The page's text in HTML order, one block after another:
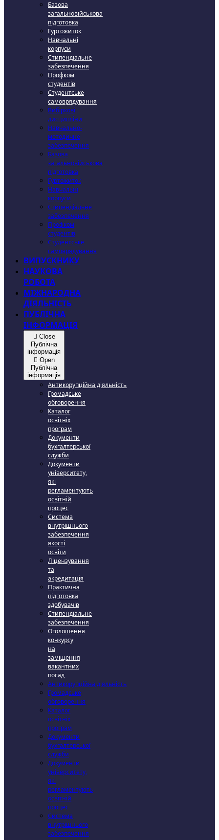
Базова
загальновійськова
підготовка
Гуртожиток
Навчальні
корпуси
Стипендіальне
забезпечення
Профком
студентів
Студентське
самоврядування
Вибіркові
дисципліни
Навчально-
методичне
забезпечення
Базова
загальновійськова
підготовка
Гуртожиток
Навчальні
корпуси
Стипендіальне
забезпечення
Профком
студентів
Студентське
самоврядування
ВИПУСКНИКУ
НАУКОВА
РОБОТА
МІЖНАРОДНА
ДІЯЛЬНІСТЬ
ПУБЛІЧНА
ІНФОРМАЦІЯ
Close
Публічна
інформація
Open
Публічна
інформація
Антикорупційна діяльність
Громадське
обговорення
Каталог
освітніх
програм
Документи
бухгалтерської
служби
Документи
університету,
які
регламентують
освітній
процес
Система
внутрішнього
забезпечення
якості
освіти
Ліцензування
та
акредитація
Практична
підготовка
здобувачів
Стипендіальне
забезпечення
Оголошення
конкурсу
на
заміщення
вакантних
посад
Антикорупційна діяльність
Громадське
обговорення
Каталог
освітніх
програм
Документи
бухгалтерської
служби
Документи
університету,
які
регламентують
освітній
процес
Система
внутрішнього
забезпечення